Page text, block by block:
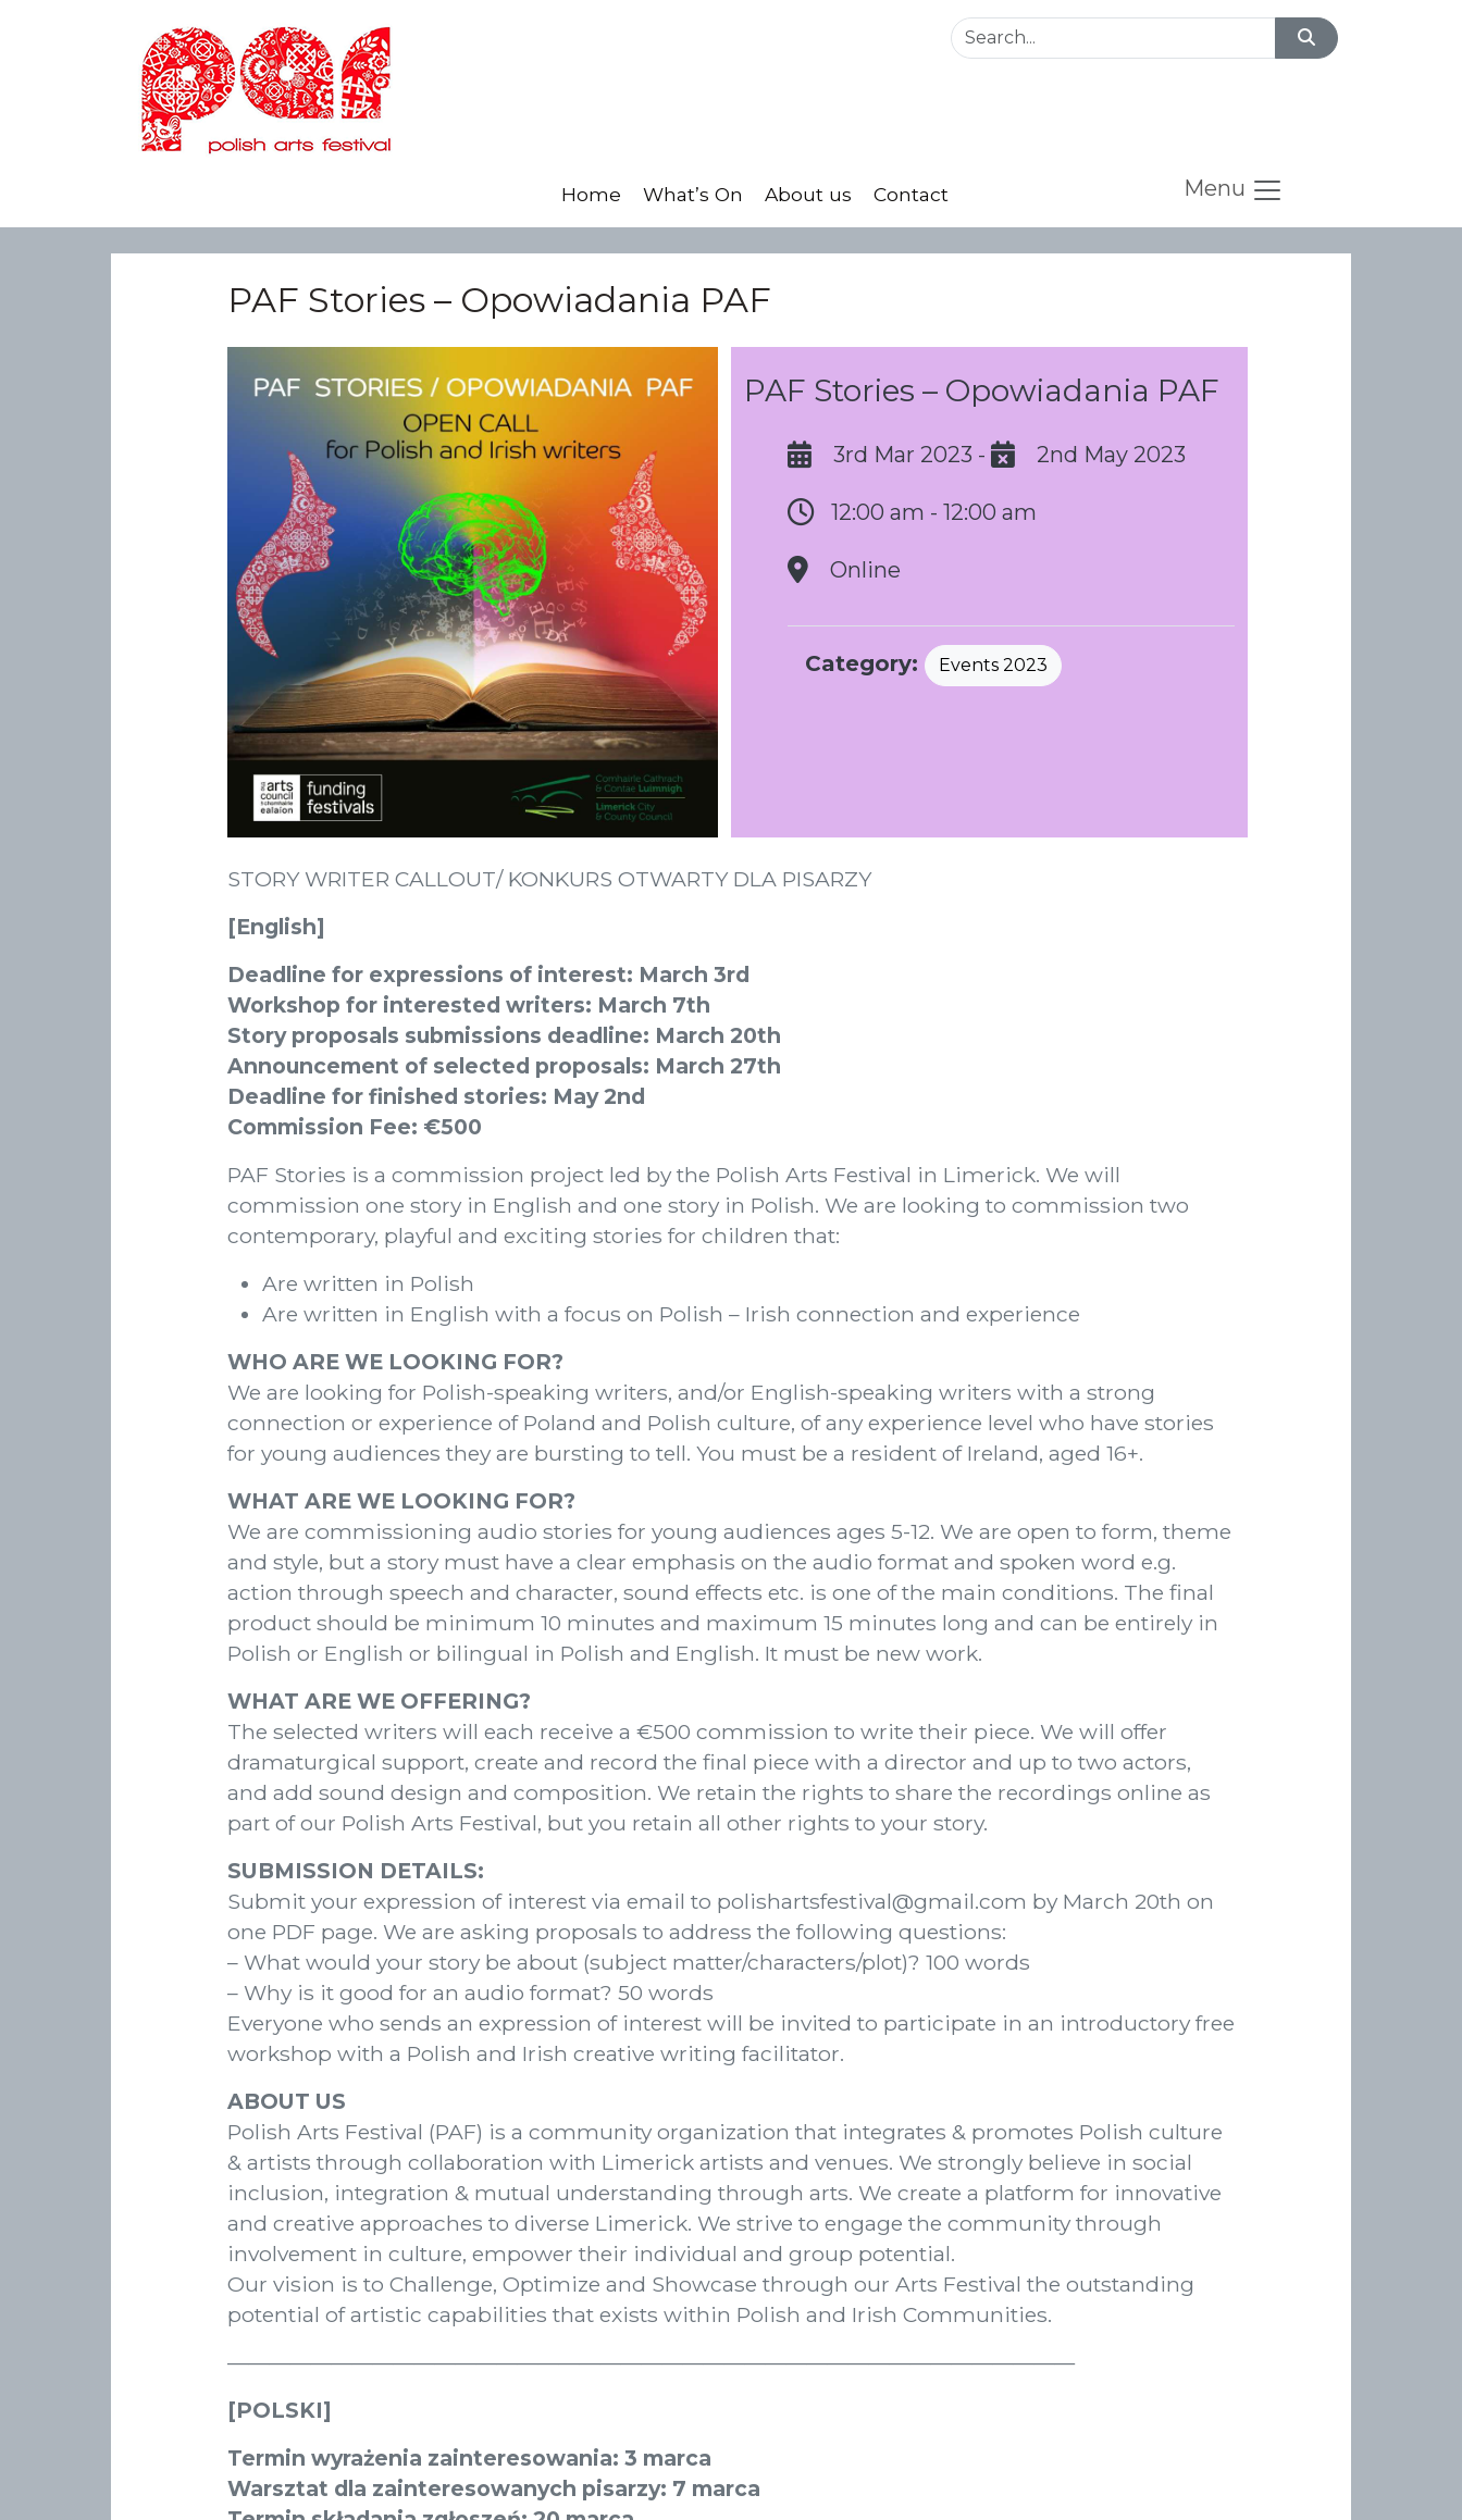
Home What’s On About us Contact Menu
PAF Stories – Opowiadania PAF
PAF Stories – Opowiadania PAF
3rd Mar 2023 - 2nd May 2023
12:00 am - 12:00 am
Online
Category: Events 2023
STORY WRITER CALLOUT/ KONKURS OTWARTY DLA PISARZY
[English]
Deadline for expressions of interest: March 3rd
Workshop for interested writers: March 7th
Story proposals submissions deadline: March 20th
Announcement of selected proposals: March 27th
Deadline for finished stories: May 2nd
Commission Fee: €500
PAF Stories is a commission project led by the Polish Arts Festival in Limerick. We will
commission one story in English and one story in Polish. We are looking to commission two
contemporary, playful and exciting stories for children that:
Are written in Polish
Are written in English with a focus on Polish – Irish connection and experience
WHO ARE WE LOOKING FOR?
We are looking for Polish-speaking writers, and/or English-speaking writers with a strong
connection or experience of Poland and Polish culture, of any experience level who have stories
for young audiences they are bursting to tell. You must be a resident of Ireland, aged 16+.
WHAT ARE WE LOOKING FOR?
We are commissioning audio stories for young audiences ages 5-12. We are open to form, theme
and style, but a story must have a clear emphasis on the audio format and spoken word e.g.
action through speech and character, sound effects etc. is one of the main conditions. The final
product should be minimum 10 minutes and maximum 15 minutes long and can be entirely in
Polish or English or bilingual in Polish and English. It must be new work.
WHAT ARE WE OFFERING?
The selected writers will each receive a €500 commission to write their piece. We will offer
dramaturgical support, create and record the final piece with a director and up to two actors,
and add sound design and composition. We retain the rights to share the recordings online as
part of our Polish Arts Festival, but you retain all other rights to your story.
SUBMISSION DETAILS:
Submit your expression of interest via email to polishartsfestival@gmail.com by March 20th on
one PDF page. We are asking proposals to address the following questions:
– What would your story be about (subject matter/characters/plot)? 100 words
– Why is it good for an audio format? 50 words
Everyone who sends an expression of interest will be invited to participate in an introductory free
workshop with a Polish and Irish creative writing facilitator.
ABOUT US
Polish Arts Festival (PAF) is a community organization that integrates & promotes Polish culture
& artists through collaboration with Limerick artists and venues. We strongly believe in social
inclusion, integration & mutual understanding through arts. We create a platform for innovative
and creative approaches to diverse Limerick. We strive to engage the community through
involvement in culture, empower their individual and group potential.
Our vision is to Challenge, Optimize and Showcase through our Arts Festival the outstanding
potential of artistic capabilities that exists within Polish and Irish Communities.
—————————————————————————————————————————
[POLSKI]
Termin wyrażenia zainteresowania: 3 marca
Warsztat dla zainteresowanych pisarzy: 7 marca